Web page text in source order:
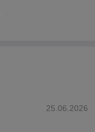
25.06.2026